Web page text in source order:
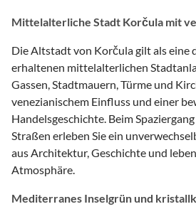
Mittelalterliche Stadt Korčula mit
Die Altstadt von Korčula gilt als eine
erhaltenen mittelalterlichen
Gassen, Stadtmauern, Türme und
venezianischem Einfluss und einer
Handelsgeschichte. Beim
Straßen erleben Sie ein
aus Architektur, Geschichte und
Atmosphäre.
Mediterranes Inselgrün und